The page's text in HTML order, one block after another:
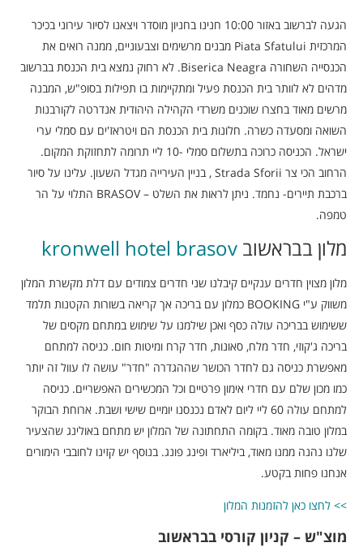
הגעה לברשוב באזור 10:00 חנינו בחניון מוסדר ויצאנו לסיור עירוני בכיכר
המרכזית Piata Sfatului‬ מבנים מרשימים וצבעוניים, ממנה רואים את
הכנסייה השחורה Biserica Neagra. לא רחוק נמצא בית הכנסת בברשוב
מדהים לא לוותר בית הכנסת פעיל ומתקיימות בו תפילות בסופ"ש, המבנה
מרשים מאוד בחצרו שוכנים משרדי הקהילה היהודית אנדרטה לקורבנות
השואה ומסעדה כשרה. חלונות בית הכנסת הם ויטראז'ים עם סמלי ערי
ישראל. הכניסה כרוכה בתשלום סמלי -10 ליי תרומה לתחזוקת המקום.
הרחוב הכי צר Strada Sforii , בניין העירייה מגדל השעון. עלינו על סיור
ברכבת תיירים- נחמד. ניתן לראות את השלט – BRASOV התלוי על הר
טמפה.
מלון בבראשוב kronwell hotel brasov
מלון מצוין חדרים ענקיים קיבלנו שני חדרים צמודים עם דלת מקשרת המלון
משווק ע"י BOOKING כמלון עם בריכה אך קריאה בשורות הקטנות תלמד
ששימוש בבריכה עולה כסף ואכן שילמנו על שימוש במתחם מקסים של
בריכה ג'קוזי, חדר מלח, סאונות, חדר קרח ומיטות חום. כניסה למתחם
מאפשרת כניסה גם לחדר הכושר שההגדרה "חדר" עושה לו עוול זה יותר
כמו מכון שלם עם חדרי אימון פרטיים וכל המכשירים האפשריים. כניסה
למתחם עולה 60 ליי ליום לאדם נכנסנו יומיים שישי ושבת. ארוחת הבוקר
במלון טובה מאוד. בקומה התחתונה של המלון יש מתחם באולינג שהצעיר
שלנו נהנה ממנו מאוד, ביליארד ופינג פונג. בנוסף יש קזינו לחובבי הימורים
אנחנו פחות בקטע.
>> לחצו כאן להזמנות המלון
מוצ"ש – קניון קורסי בבראשוב